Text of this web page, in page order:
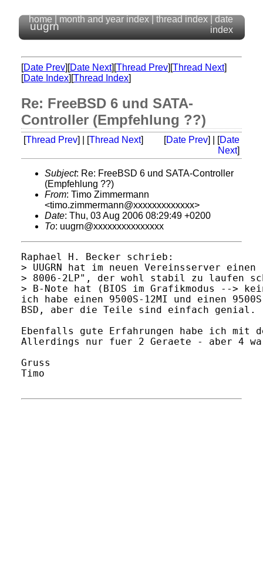
uugrn
home month and year index thread index
date
index
[Date Prev][Date Next][Thread Prev][Thread Next]
[Date Index][Thread Index]
Re: FreeBSD 6 und SATA-
Controller (Empfehlung ??)
[Thread Prev] | [Thread Next] [Date Prev] | [Date
Next]
Subject: Re: FreeBSD 6 und SATA-Controller
(Empfehlung ??)
From: Timo Zimmermann
<timo.zimmermann@xxxxxxxxxxxxx>
Date: Thu, 03 Aug 2006 08:29:49 +0200
To: uugrn@xxxxxxxxxxxxxxx
Raphael H. Becker schrieb:
> UUGRN hat im neuen Vereinsserver
> 8006-2LP", der wohl stabil zu laufen
> B-Note hat (BIOS im Grafikmodus -->
ich habe einen 9500S-12MI und einen
BSD, aber die Teile sind einfach genial.
Ebenfalls gute Erfahrungen habe ich mit
Allerdings nur fuer 2 Geraete - aber 4
Gruss
Timo